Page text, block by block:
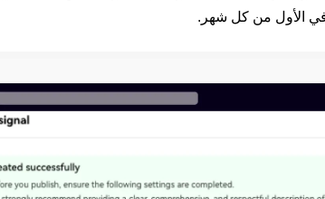
في الأول من كل شهر.